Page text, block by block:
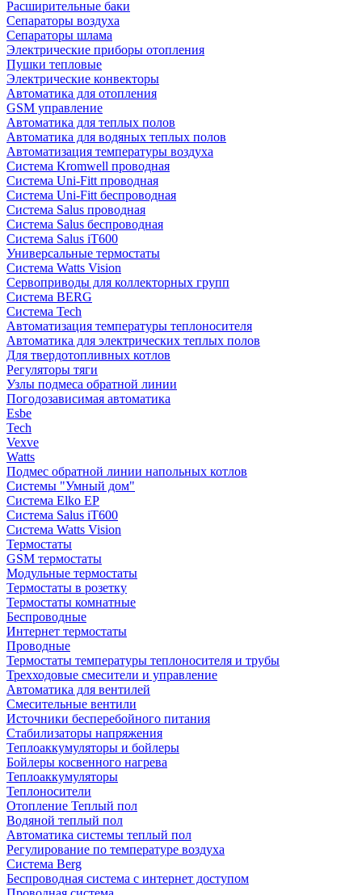
Расширительные баки
Сепараторы воздуха
Сепараторы шлама
Электрические приборы отопления
Пушки тепловые
Электрические конвекторы
Автоматика для отопления
GSM управление
Автоматика для теплых полов
Автоматика для водяных теплых полов
Автоматизация температуры воздуха
Система Kromwell проводная
Система Uni-Fitt проводная
Система Uni-Fitt беспроводная
Система Salus проводная
Система Salus беспроводная
Система Salus iT600
Универсальные термостаты
Система Watts Vision
Сервоприводы для коллекторных групп
Система BERG
Система Tech
Автоматизация температуры теплоносителя
Автоматика для электрических теплых полов
Для твердотопливных котлов
Регуляторы тяги
Узлы подмеса обратной линии
Погодозависимая автоматика
Esbe
Tech
Vexve
Watts
Подмес обратной линии напольных котлов
Системы "Умный дом"
Система Elko EP
Система Salus iT600
Система Watts Vision
Термостаты
GSM термостаты
Модульные термостаты
Термостаты в розетку
Термостаты комнатные
Беспроводные
Интернет термостаты
Проводные
Термостаты температуры теплоносителя и трубы
Трехходовые смесители и управление
Автоматика для вентилей
Смесительные вентили
Источники бесперебойного питания
Стабилизаторы напряжения
Теплоаккумуляторы и бойлеры
Бойлеры косвенного нагрева
Теплоаккумуляторы
Теплоносители
Отопление Теплый пол
Водяной теплый пол
Автоматика системы теплый пол
Регулирование по температуре воздуха
Система Berg
Беспроводная система с интернет доступом